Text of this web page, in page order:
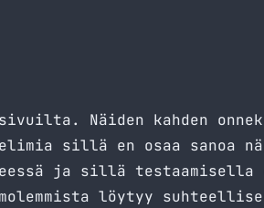
. Näiden kahden
sillä en osaa sanoa
ja sillä testaamisella
molemmista löytyy